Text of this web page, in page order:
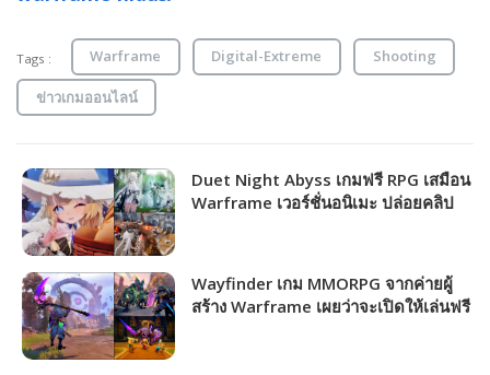
Tags : Warframe Digital-Extreme Shooting
ข่าวเกมออนไลน์
Duet Night Abyss เกมฟรี RPG เสมือน
Warframe เวอร์ชั่นอนิเมะ ปล่อยคลิป
Wayfinder เกม MMORPG จากค่ายผู้
สร้าง Warframe เผยว่าจะเปิดให้เล่นฟรี